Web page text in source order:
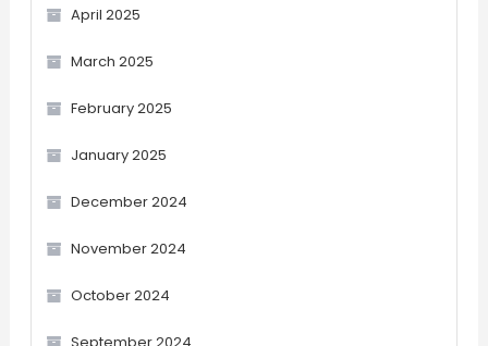
April 2025
March 2025
February 2025
January 2025
December 2024
November 2024
October 2024
September 2024